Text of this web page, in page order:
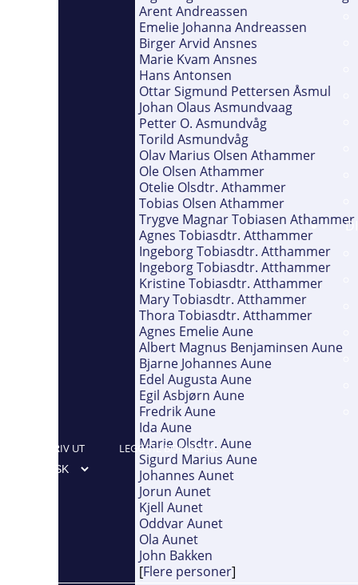
SKRIV UT LEGG TIL BOKMERKE
Arent Andreassen
Emelie Johanna Andreassen
Birger Arvid Ansnes
Marie Kvam Ansnes
Hans Antonsen
Ottar Sigmund Pettersen Åsmul
Johan Olaus Asmundvaag
Petter O. Asmundvåg
Torild Asmundvåg
Olav Marius Olsen Athammer
Ole Olsen Athammer
Otelie Olsdtr. Athammer
Tobias Olsen Athammer
Trygve Magnar Tobiasen Athammer
Agnes Tobiasdtr. Atthammer
Ingeborg Tobiasdtr. Atthammer
Ingeborg Tobiasdtr. Atthammer
Kristine Tobiasdtr. Atthammer
Mary Tobiasdtr. Atthammer
Thora Tobiasdtr. Atthammer
Agnes Emelie Aune
Albert Magnus Benjaminsen Aune
Bjarne Johannes Aune
Edel Augusta Aune
Egil Asbjørn Aune
Fredrik Aune
Ida Aune
Marie Olsdtr. Aune
Sigurd Marius Aune
Johannes Aunet
Jorun Aunet
Kjell Aunet
Oddvar Aunet
Ola Aunet
John Bakken
[Flere personer]